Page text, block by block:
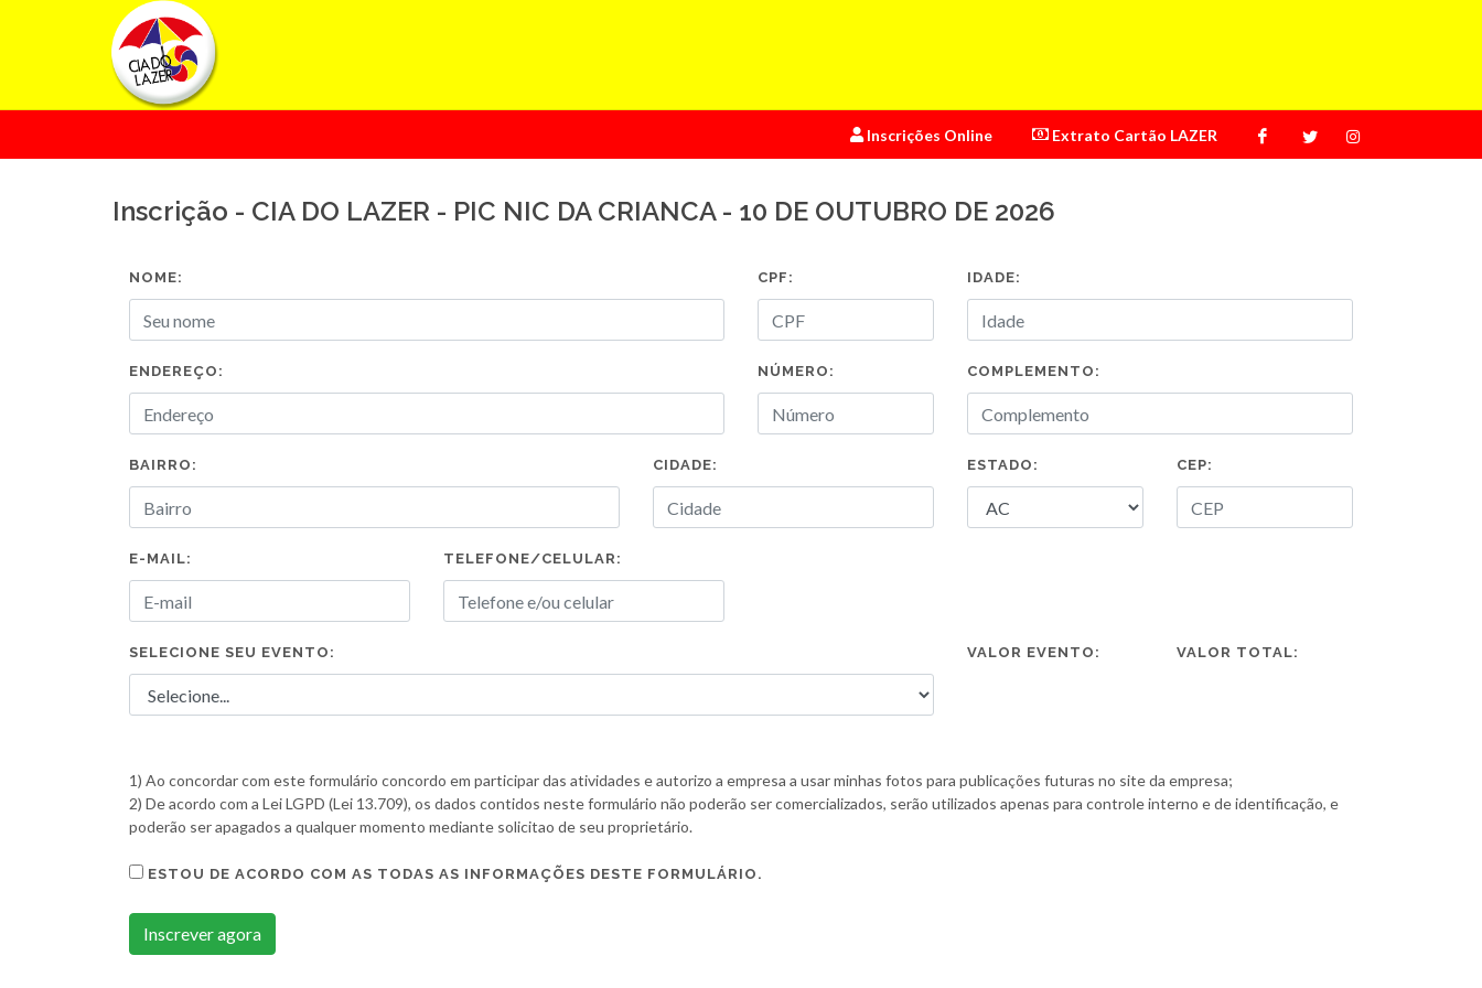
Inscrições Online Extrato Cartão LAZER
Inscrição - CIA DO LAZER - PIC NIC DA CRIANCA - 10 DE OUTUBRO DE 2026
NOME: CPF: IDADE:
ENDEREÇO: NÚMERO: COMPLEMENTO:
BAIRRO: CIDADE: ESTADO: CEP:
E-MAIL: TELEFONE/CELULAR:
SELECIONE SEU EVENTO: VALOR EVENTO: VALOR TOTAL:
1) Ao concordar com este formulário concordo em participar das atividades e autorizo a empresa a usar minhas fotos para publicações futuras no site da empresa;
2) De acordo com a Lei LGPD (Lei 13.709), os dados contidos neste formulário não poderão ser comercializados, serão utilizados apenas para controle interno e de identificação, e
poderão ser apagados a qualquer momento mediante solicitao de seu proprietário.
ESTOU DE ACORDO COM AS TODAS AS INFORMAÇÕES DESTE FORMULÁRIO.
Inscrever agora